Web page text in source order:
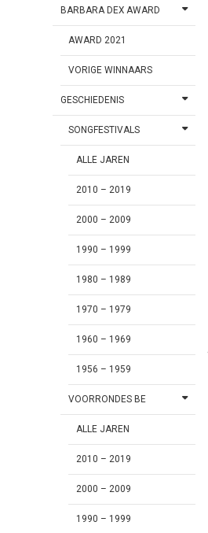
BARBARA DEX AWARD
AWARD 2021
VORIGE WINNAARS
GESCHIEDENIS
SONGFESTIVALS
ALLE JAREN
2010 – 2019
2000 – 2009
1990 – 1999
1980 – 1989
1970 – 1979
1960 – 1969
1956 – 1959
VOORRONDES BE
ALLE JAREN
2010 – 2019
2000 – 2009
1990 – 1999